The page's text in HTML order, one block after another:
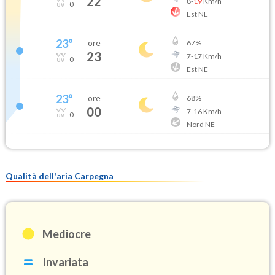
0
Est NE
23°
0
ore
23
67%
7-17Km/h
Est NE
23°
0
ore
00
68%
7-16Km/h
Nord NE
Qualità dell'aria Carpegna
Mediocre
Invariata